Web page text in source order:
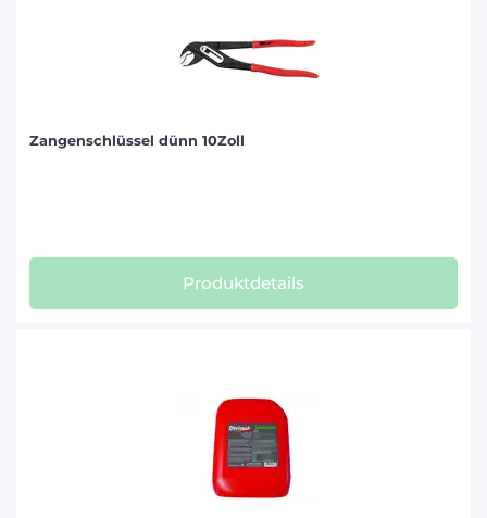
Zangenschlüssel dünn 10Zoll
Produktdetails